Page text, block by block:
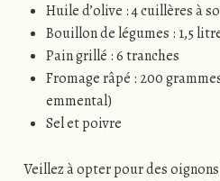
Huile d’olive : 4 cuillères à
Bouillon de légumes : 1,5
Pain grillé : 6 tranches
Fromage râpé : 200
emmental)
Sel et poivre
Veillez à opter pour des